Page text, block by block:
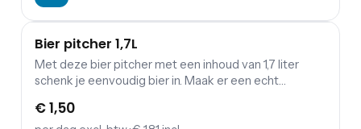
Bier pitcher 1,7L
Met deze bier pitcher met een inhoud van 1,7 liter
schenk je eenvoudig bier in. Maak er een echt
deze bier pitchers.
€ 1,50